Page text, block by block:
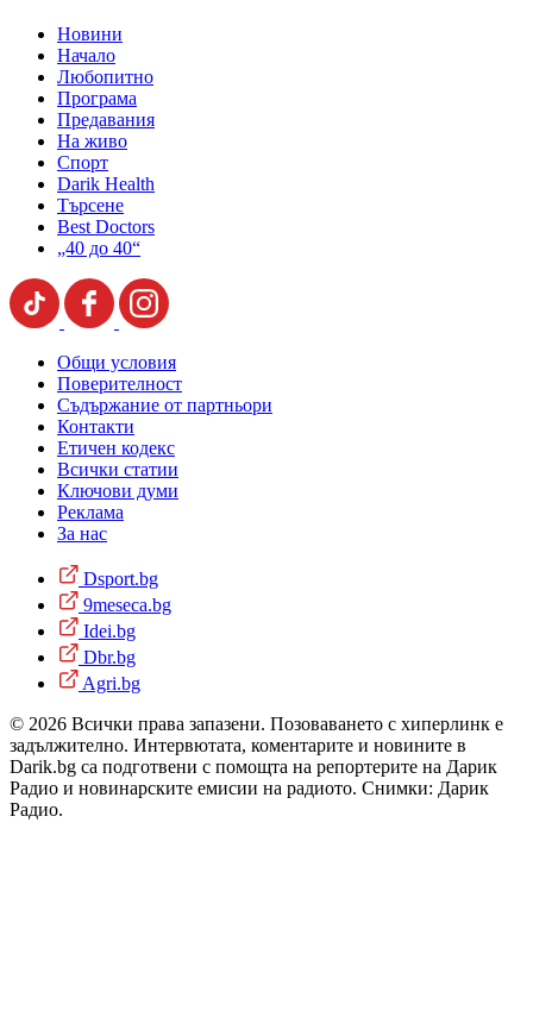
Новини
Начало
Любопитно
Програма
Предавания
На живо
Спорт
Darik Health
Търсене
Best Doctors
„40 до 40“
Общи условия
Поверителност
Съдържание от партньори
Контакти
Етичен кодекс
Всички статии
Ключови думи
Реклама
За нас
Dsport.bg
9meseca.bg
Idei.bg
Dbr.bg
Agri.bg
© 2026 Всички права запазени. Позоваването с хиперлинк е
задължително. Интервютата, коментарите и новините в
Darik.bg са подготвени с помощта на репортерите на Дарик
Радио и новинарските емисии на радиото. Снимки: Дарик
Радио.